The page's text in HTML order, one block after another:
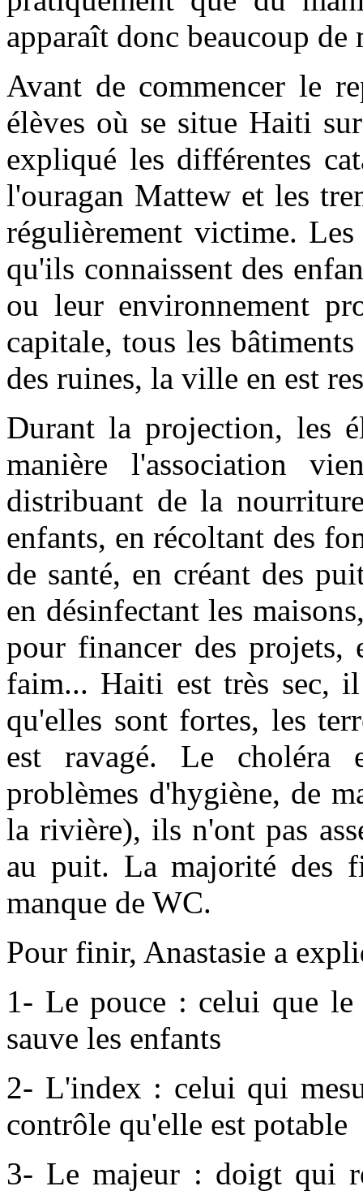
apparaît donc beaucoup de
Avant de commencer le
élèves où se situe Haiti
expliqué les différentes
l'ouragan Mattew et les
régulièrement victime.
qu'ils connaissent des
ou leur environnement
capitale, tous les
des ruines, la ville en est
Durant la projection, les
manière l'association
distribuant de la
enfants, en récoltant des
de santé, en créant des
en désinfectant les
pour financer des projets,
faim... Haiti est très sec,
qu'elles sont fortes, les
est ravagé. Le choléra
problèmes d'hygiène, de
la rivière), ils n'ont pas
au puit. La majorité des
manque de WC.
Pour finir, Anastasie a
1- Le pouce : celui que
sauve les enfants
2- L'index : celui qui
contrôle qu'elle est potable
3- Le majeur : doigt qui